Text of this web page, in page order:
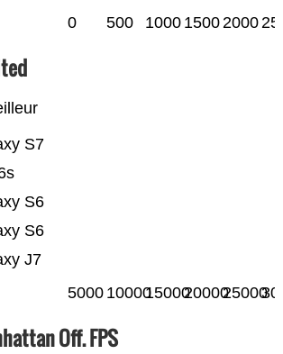
0 500 1000 15002000
J7
S6
S6
S7
5000 10000150002000025000
Off. FPS